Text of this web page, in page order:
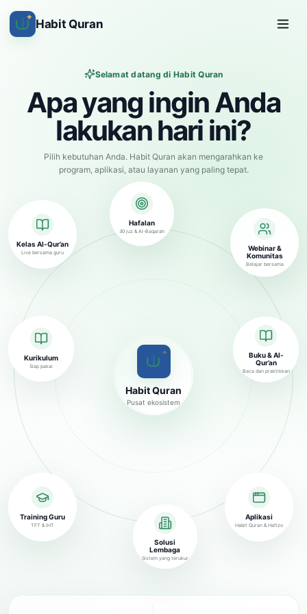
✦ Habit Quran
Selamat datang di Habit Quran
Apa yang ingin Anda
lakukan hari ini?
Pilih kebutuhan Anda. Habit Quran akan mengarahkan ke
program, aplikasi, atau layanan yang paling tepat.
✦
Habit Quran
Pusat ekosistem
Kelas Al-Qur’an
Live bersama guru
Hafalan
30 juz & Al-Baqarah
Buku & Al-
Qur’an
Baca dan praktikkan
Training Guru
TFT & IHT
Solusi
Lembaga
Sistem yang terukur
Kurikulum
Siap pakai
Aplikasi
Habit Quran & Hafizo
Webinar &
Komunitas
Belajar bersama